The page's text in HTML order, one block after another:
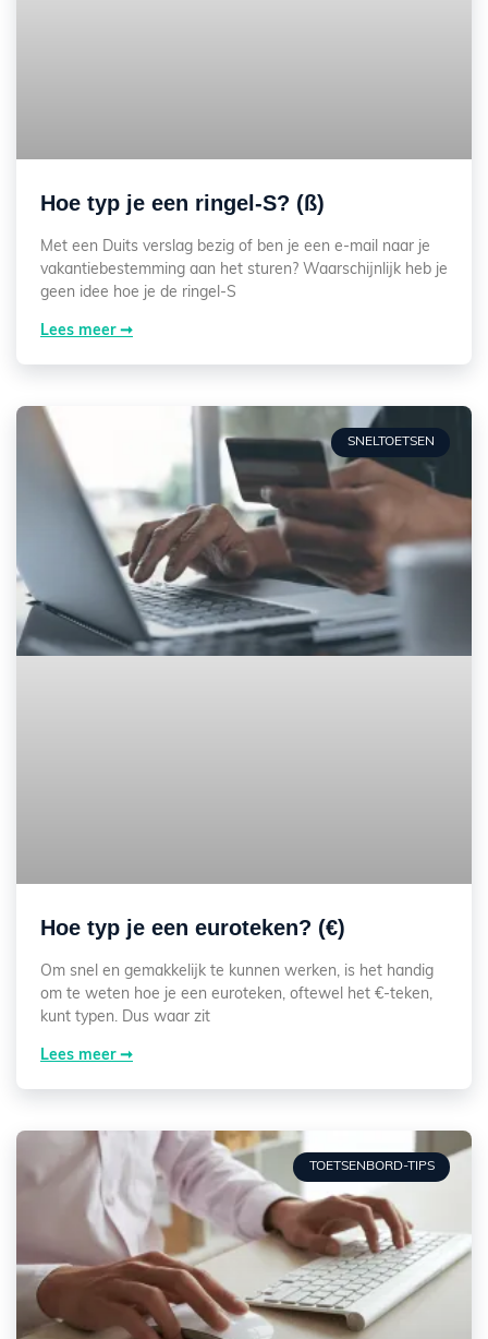
Hoe typ je een ringel-S? (ß)
Met een Duits verslag bezig of ben je een e-mail naar je
vakantiebestemming aan het sturen? Waarschijnlijk heb je
geen idee hoe je de ringel-S
Lees meer ➞
SNELTOETSEN
Hoe typ je een euroteken? (€)
Om snel en gemakkelijk te kunnen werken, is het handig
om te weten hoe je een euroteken, oftewel het €-teken,
kunt typen. Dus waar zit
Lees meer ➞
TOETSENBORD-TIPS